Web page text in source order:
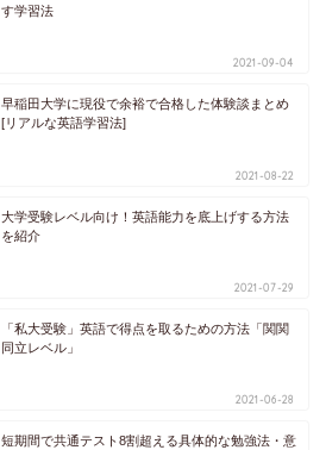
す学習法
2021-09-04
早稲田大学に現役で余裕で合格した体験談まとめ
[リアルな英語学習法]
2021-08-22
大学受験レベル向け！英語能力を底上げする方法
を紹介
2021-07-29
「私大受験」英語で得点を取るための方法「関関
同立レベル」
2021-06-28
短期間で共通テスト8割超える具体的な勉強法・意